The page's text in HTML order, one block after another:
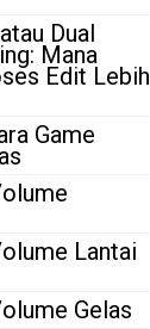
Dual
Mana
Edit Lebih
Game
Lantai
Gelas